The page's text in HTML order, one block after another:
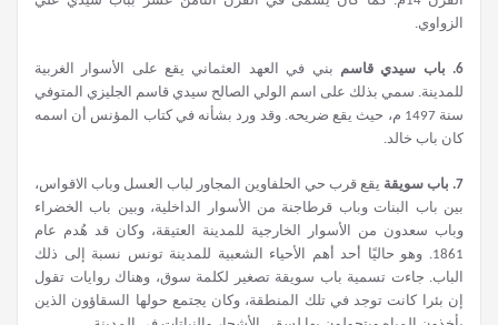
الزواوي.
6. باب سيدي قاسم بني في العهد العثماني يقع على الأسوار الغربية
للمدينة. سمي بذلك على اسم الولي الصالح سيدي قاسم الجليزي المتوفي
سنة 1497 م، حيث يقع ضريحه. وقد ورد بشأنه في كتاب المؤنس أن اسمه
كان باب خالد.
7. باب سويقة يقع قرب حي الحلفاوين المجاور لباب العسل وباب الاقواس،
بين باب البنات وباب قرطاجنة من الأسوار الداخلية، وبين باب الخضراء
وباب سعدون من الأسوار الخارجية للمدينة العتيقة، وكان قد هُدم عام
1861. وهو حاليًا أحد أهم الأحياء الشعبية للمدينة تونس نسبة إلى ذلك
الباب. جاءت تسمية باب سويقة تصغير لكلمة سوق، وهناك روايات تقول
إن بئرا كانت توجد في تلك المنطقة، وكان يجتمع حولها السقاؤون الذين